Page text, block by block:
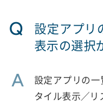
Q
設定アプリ
表示の選択
A
設定アプリの一
タイル表示／リ